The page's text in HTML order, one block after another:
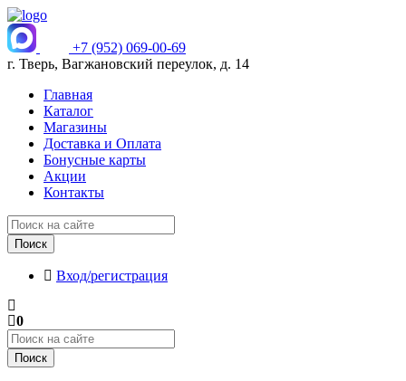
+7 (952) 069-00-69
г. Тверь, Вагжановский переулок, д. 14
Главная
Каталог
Магазины
Доставка и Оплата
Бонусные карты
Акции
Контакты
Поиск
Вход/регистрация
0
Поиск